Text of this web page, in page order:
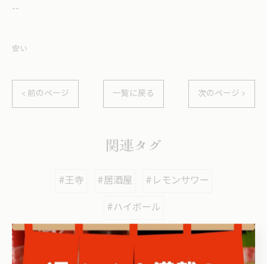
--
安い
< 前のページ 一覧に戻る 次のページ >
関連タグ
#王寺 #居酒屋
#レモンサワー
#ハイボール